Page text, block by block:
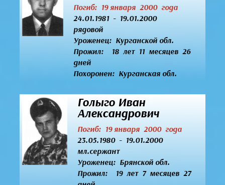
Погиб: 19 января 2000 года
24.01.1981 - 19.01.2000
рядовой
Уроженец: Курганской обл.
Прожил: 18 лет 11 месяцев 26
дней
Похоронен: Курганская обл.
Голыго Иван
Александрович
Погиб: 19 января 2000 года
23.05.1980 - 19.01.2000
мл.сержант
Уроженец: Брянской обл.
Прожил: 19 лет 7 месяцев 27